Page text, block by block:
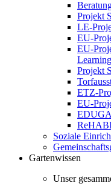
Projekt
LE-
EU-
EU-
Projekt
ETZ-
EU-
Soziale
Gartenwissen
Unser